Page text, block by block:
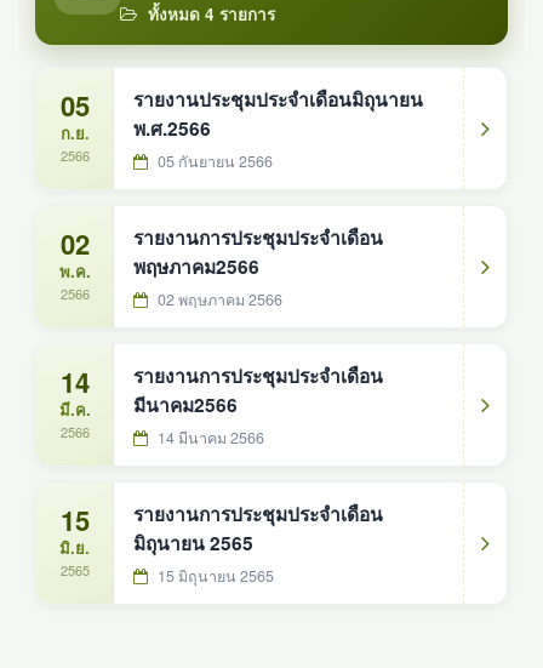
ทั้งหมด 4 รายการ
05
ก.ย.
2566
รายงานประชุมประจำเดือนมิถุนายน
พ.ศ.2566
05 กันยายน 2566
02
พ.ค.
2566
รายงานการประชุมประจำเดือน
พฤษภาคม2566
02 พฤษภาคม 2566
14
มี.ค.
2566
รายงานการประชุมประจำเดือน
มีนาคม2566
14 มีนาคม 2566
15
มิ.ย.
2565
รายงานการประชุมประจำเดือน
มิถุนายน 2565
15 มิถุนายน 2565